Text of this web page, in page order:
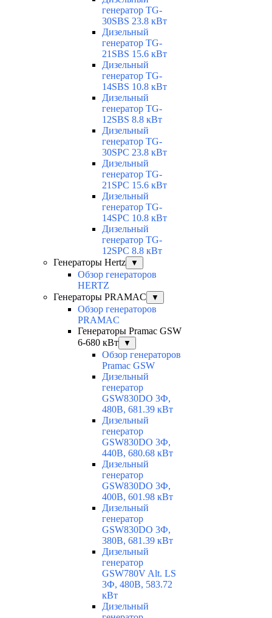
генератор TG-
30SBS 23.8 кВт
Дизельный
генератор TG-
21SBS 15.6 кВт
Дизельный
генератор TG-
14SBS 10.8 кВт
Дизельный
генератор TG-
12SBS 8.8 кВт
Дизельный
генератор TG-
30SPC 23.8 кВт
Дизельный
генератор TG-
21SPC 15.6 кВт
Дизельный
генератор TG-
14SPC 10.8 кВт
Дизельный
генератор TG-
12SPC 8.8 кВт
Генераторы Hertz
▼
Обзор генераторов
HERTZ
Генераторы PRAMAC
▼
Обзор генераторов
PRAMAC
Генераторы Pramac GSW
6-680 кВт
▼
Обзор генераторов
Pramac GSW
Дизельный
генератор
GSW830DO 3Ф,
480В, 681.39 кВт
Дизельный
генератор
GSW830DO 3Ф,
440В, 680.68 кВт
Дизельный
генератор
GSW830DO 3Ф,
400В, 601.98 кВт
Дизельный
генератор
GSW830DO 3Ф,
380В, 681.39 кВт
Дизельный
генератор
GSW780V Alt. LS
3Ф, 480В, 583.72
кВт
Дизельный